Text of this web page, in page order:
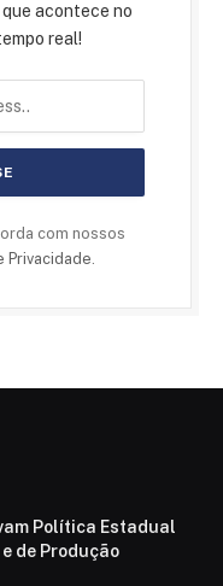
que acontece no
real!
com nossos
Privacidade.
Política Estadual
de Produção